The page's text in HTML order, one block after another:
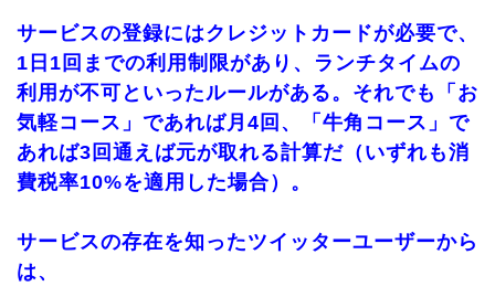
サービスの登録にはクレジットカードが必要で、
1日1回までの利用制限があり、ランチタイムの
利用が不可といったルールがある。それでも「お
気軽コース」であれば月4回、「牛角コース」で
あれば3回通えば元が取れる計算だ（いずれも消
費税率10%を適用した場合）。
サービスの存在を知ったツイッターユーザーから
は、